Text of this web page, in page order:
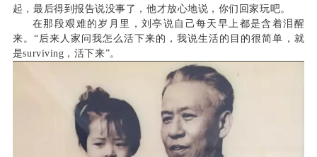
起，最后得到报告说没事了，他才放心地说，你们回家玩吧。
在那段艰难的岁月里，刘亭说自己每天早上都是含着泪醒
来。“后来人家问我怎么活下来的，我说生活的目的很简单，就
是surviving，活下来”。